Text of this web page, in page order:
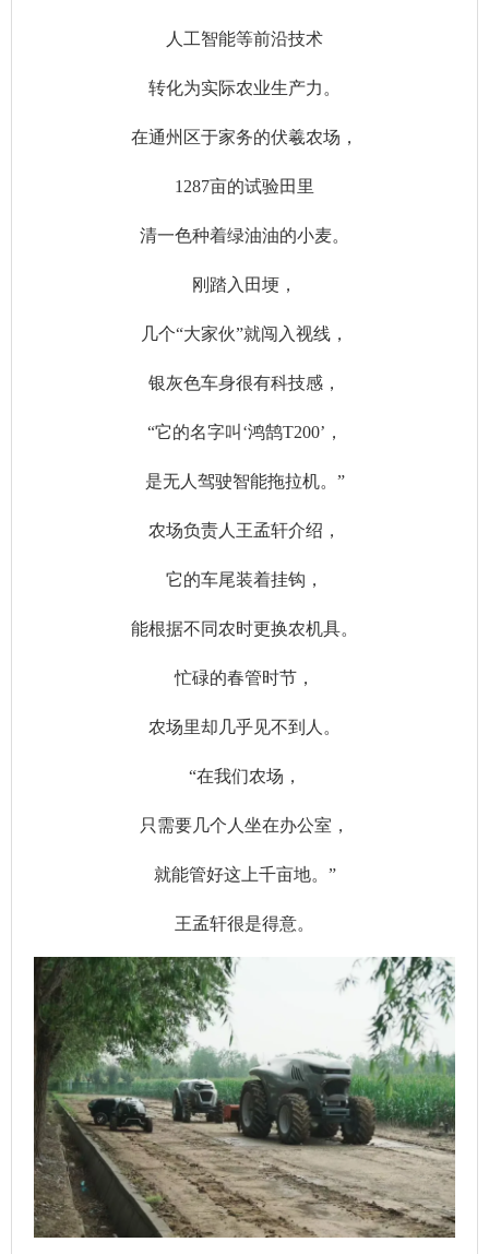
人工智能等前沿技术
转化为实际农业生产力。
在通州区于家务的伏羲农场，
1287亩的试验田里
清一色种着绿油油的小麦。
刚踏入田埂，
几个“大家伙”就闯入视线，
银灰色车身很有科技感，
“它的名字叫‘鸿鹄T200’，
是无人驾驶智能拖拉机。”
农场负责人王孟轩介绍，
它的车尾装着挂钩，
能根据不同农时更换农机具。
忙碌的春管时节，
农场里却几乎见不到人。
“在我们农场，
只需要几个人坐在办公室，
就能管好这上千亩地。”
王孟轩很是得意。